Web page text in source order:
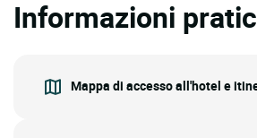
Informazioni
Mappa di accesso all'hotel e